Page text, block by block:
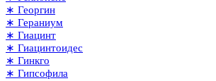
∗ Георгин
∗ Гераниум
∗ Гиацинт
∗ Гиацинтоидес
∗ Гинкго
∗ Гипсофила